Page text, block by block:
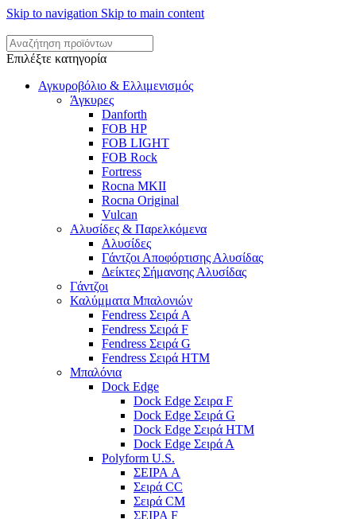
Skip to navigation Skip to main content
Επιλέξτε κατηγορία
Αγκυροβόλιο & Ελλιμενισμός
Άγκυρες
Danforth
FOB HP
FOB LIGHT
FOB Rock
Fortress
Rocna MKII
Rocna Original
Vulcan
Αλυσίδες & Παρελκόμενα
Αλυσίδες
Γάντζοι Αποφόρτισης Αλυσίδας
Δείκτες Σήμανσης Αλυσίδας
Γάντζοι
Καλύμματα Μπαλονιών
Fendress Σειρά A
Fendress Σειρά F
Fendress Σειρά G
Fendress Σειρά HTM
Μπαλόνια
Dock Edge
Dock Edge Σειρα F
Dock Edge Σειρά G
Dock Edge Σειρά HTM
Dock Edge Σειρά Α
Polyform U.S.
ΣΕΙΡΑ A
Σειρά CC
Σειρά CM
ΣΕΙΡΑ F